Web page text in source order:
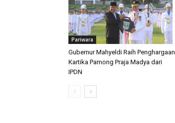
Pariwara
Gubernur Mahyeldi Raih Penghargaan
Kartika Pamong Praja Madya dari
IPDN